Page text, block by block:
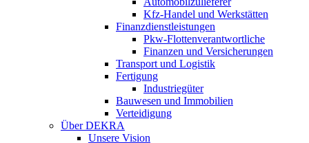
Kfz-Handel und Werkstätten
Finanzdienstleistungen
Pkw‑Flottenverantwortliche
Finanzen und Versicherungen
Transport und Logistik
Fertigung
Industriegüter
Bauwesen und Immobilien
Verteidigung
Über DEKRA
Unsere Vision